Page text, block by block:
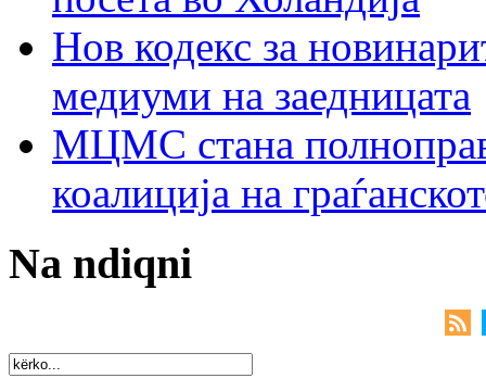
Нов кодекс за
медиуми на заедницата
МЦМС стана
коалиција на
Na ndiqni